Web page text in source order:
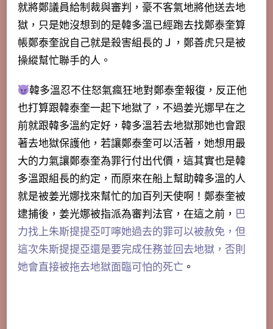
就將鄭議員給制裁與審判，豪不客氣地將他送去地
獄，只是她沒想到的是韓多溫已經跑去找鄭泰奎算
帳鄭泰奎說自己就是殺害組長的Ｊ，鄭善虎只是被
操縱幫忙聯手的人。
韓多溫忍不住怒氣瘋狂地對鄭泰奎報復，反正他
也打算跟韓泰奎一起下地獄了，不過姜光娜早在之
前就跟韓多溫約定好，韓多溫若去地獄那她也會跟
著去地獄保護他，若讓鄭泰奎可以活著，她想用最
大的力氣讓鄭泰奎為罪行付出代價，這其實也是韓
多溫跟組長的約定，而原來在船上幫助韓多溫的人
就是被姜光娜找來幫忙的加百列天使啊！鄭泰奎被
逮捕後，姜光娜被指派為審判法官，在這之前， 巴
力找上朱斯提提亞叮嚀她過去的罪可以被赦免，但
這次朱斯提提亞還是要完成任務並回去地獄，否則
她會直接被拖去地獄面臨可怕的死亡 。